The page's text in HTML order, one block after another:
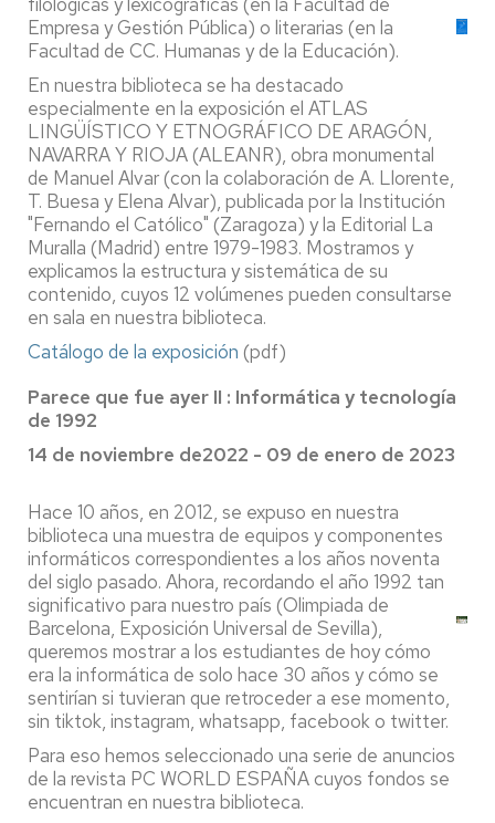
Empresa y Gestión Pública) o literarias (en la
Facultad de CC. Humanas y de la Educación).
En nuestra biblioteca se ha destacado
especialmente en la exposición el ATLAS
LINGÜÍSTICO Y ETNOGRÁFICO DE ARAGÓN,
NAVARRA Y RIOJA (ALEANR), obra monumental
de Manuel Alvar (con la colaboración de A. Llorente,
T. Buesa y Elena Alvar), publicada por la Institución
"Fernando el Católico" (Zaragoza) y la Editorial La
Muralla (Madrid) entre 1979-1983. Mostramos y
explicamos la estructura y sistemática de su
contenido, cuyos 12 volúmenes pueden consultarse
en sala en nuestra biblioteca.
Catálogo de la exposición (pdf)
Parece que fue ayer II : Informática y tecnología
de 1992
14 de noviembre de2022 - 09 de enero de 2023
Hace 10 años, en 2012, se expuso en nuestra
biblioteca una muestra de equipos y componentes
informáticos correspondientes a los años noventa
del siglo pasado. Ahora, recordando el año 1992 tan
significativo para nuestro país (Olimpiada de
Barcelona, Exposición Universal de Sevilla),
queremos mostrar a los estudiantes de hoy cómo
era la informática de solo hace 30 años y cómo se
sentirían si tuvieran que retroceder a ese momento,
sin tiktok, instagram, whatsapp, facebook o twitter.
Para eso hemos seleccionado una serie de anuncios
de la revista PC WORLD ESPAÑA cuyos fondos se
encuentran en nuestra biblioteca.